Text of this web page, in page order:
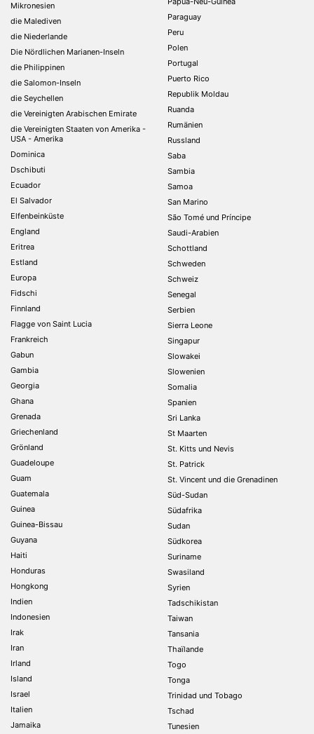
Mikronesien
die Malediven
die Niederlande
Die Nördlichen Marianen-Inseln
die Philippinen
die Salomon-Inseln
die Seychellen
die Vereinigten Arabischen Emirate
die Vereinigten Staaten von Amerika -
USA - Amerika
Dominica
Dschibuti
Ecuador
El Salvador
Elfenbeinküste
England
Eritrea
Estland
Europa
Fidschi
Finnland
Flagge von Saint Lucia
Frankreich
Gabun
Gambia
Georgia
Ghana
Grenada
Griechenland
Grönland
Guadeloupe
Guam
Guatemala
Guinea
Guinea-Bissau
Guyana
Haiti
Honduras
Hongkong
Indien
Indonesien
Irak
Iran
Irland
Island
Israel
Italien
Jamaika
Paraguay
Peru
Polen
Portugal
Puerto Rico
Republik Moldau
Ruanda
Rumänien
Russland
Saba
Sambia
Samoa
San Marino
São Tomé und Príncipe
Saudi-Arabien
Schottland
Schweden
Schweiz
Senegal
Serbien
Sierra Leone
Singapur
Slowakei
Slowenien
Somalia
Spanien
Sri Lanka
St Maarten
St. Kitts und Nevis
St. Patrick
St. Vincent und die Grenadinen
Süd-Sudan
Südafrika
Sudan
Südkorea
Suriname
Swasiland
Syrien
Tadschikistan
Taiwan
Tansania
Thaïlande
Togo
Tonga
Trinidad und Tobago
Tschad
Tunesien